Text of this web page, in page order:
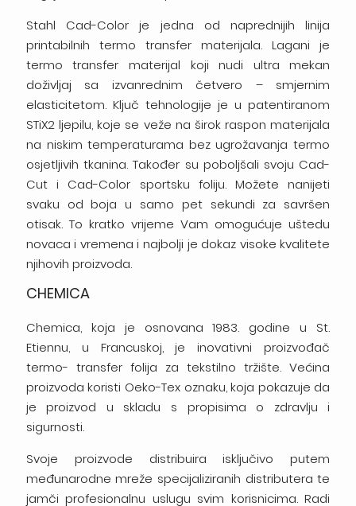
Stahl Cad-Color je jedna od naprednijih linija
printabilnih termo transfer materijala. Lagani je
termo transfer materijal koji nudi ultra mekan
doživljaj sa izvanrednim četvero – smjernim
elasticitetom. Ključ tehnologije je u patentiranom
STiX2 ljepilu, koje se veže na širok raspon materijala
na niskim temperaturama bez ugrožavanja termo
osjetljivih tkanina. Također su poboljšali svoju Cad-
Cut i Cad-Color sportsku foliju. Možete nanijeti
svaku od boja u samo pet sekundi za savršen
otisak. To kratko vrijeme Vam omogućuje uštedu
novaca i vremena i najbolji je dokaz visoke kvalitete
njihovih proizvoda.
CHEMICA
Chemica, koja je osnovana 1983. godine u St.
Etiennu, u Francuskoj, je inovativni proizvođač
termo- transfer folija za tekstilno tržište. Većina
proizvoda koristi Oeko-Tex oznaku, koja pokazuje da
je proizvod u skladu s propisima o zdravlju i
sigurnosti.
Svoje proizvode distribuira isključivo putem
međunarodne mreže specijaliziranih distributera te
jamči profesionalnu uslugu svim korisnicima. Radi